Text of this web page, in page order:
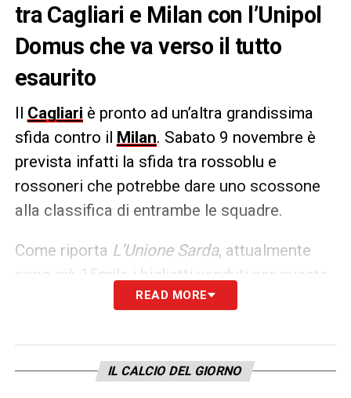
tra Cagliari e Milan con l’Unipol
Domus che va verso il tutto
esaurito
Il Cagliari è pronto ad un’altra grandissima
sfida contro il Milan. Sabato 9 novembre è
prevista infatti la sfida tra rossoblu e
rossoneri che potrebbe dare uno scossone
alla classifica di entrambe le squadre.
Come riporta L’Unione Sarda, attualmente
sono già 15mila i biglietti venduti per questa
grande partita e dunque si va verso
dimostrazione del grande attaccamento alla
maglia da parte dei tifosi.
READ MORE
IL CALCIO DEL GIORNO